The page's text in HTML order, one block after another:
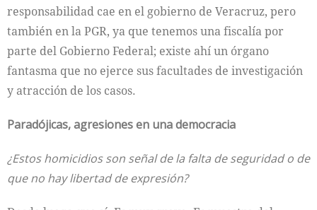
responsabilidad cae en el gobierno de Veracruz, pero
también en la PGR, ya que tenemos una fiscalía por
parte del Gobierno Federal; existe ahí un órgano
fantasma que no ejerce sus facultades de investigación
y atracción de los casos.
Paradójicas, agresiones en una democracia
¿Estos homicidios son señal de la falta de seguridad o de
que no hay libertad de expresión?